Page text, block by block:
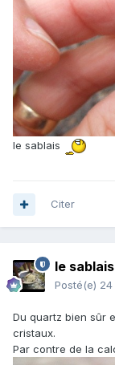
le sablais
Citer
le sablais
Posté(e)
Du quartz bien sûr
cristaux.
Par contre de la